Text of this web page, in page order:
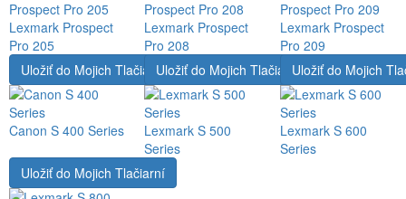
Lexmark Prospect
Pro 205
Lexmark Prospect
Pro 208
Lexmark Prospect
Pro 209
Uložiť do Mojich Tlačiarní
Canon S 400 Series
Uložiť do Mojich Tlačiarní
Lexmark S 500
Series
Uložiť do Mojich
Lexmark S 600
Series
Uložiť do Mojich Tlačiarní